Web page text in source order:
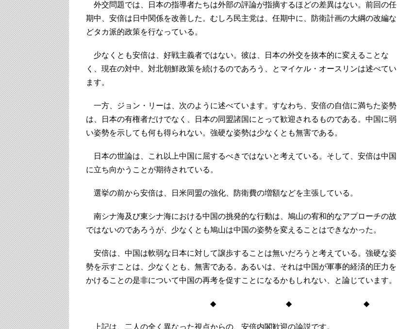
外交問題では、日本の指導者たちは外部の評論が指摘するほどの差異はない。前回の任
期中、安倍は日中関係を改善した。むしろ民主党は、任期中に、防衛計画の大綱の改編な
どタカ派的政策を行なっている。
少なくとも安倍は、好戦主義者ではない。彼は、日本の外交を抜本的に変えることな
く、現在の対中、対北朝鮮政策を続けるのであろう、とマイケル・オースリンは述べてい
ます。
一方、ジョン・リーは、次のように述べています。すなわち、安倍の自信に満ちた姿勢
は、日本の有権者だけでなく、日本の同盟諸国にとって歓迎されるものである。中国に弱
い姿勢を示しても何も得られない。強硬な姿勢は少なくとも無害である。
日本の世論は、これ以上中国に屈するべきではないと考えている。そして、安倍は中国
に立ち向かうことが期待されている。
選挙の前から安倍は、日米同盟の強化、防衛費の増額などを主張している。
南シナ海及び東シナ海における中国の挑発的な行動は、鳩山の宥和的なアプローチの故
ではないのであろうが、少なくとも鳩山は中国の姿勢を変えることはできなかった。
安倍は、中国は軟弱な日本に対して譲歩することは無いだろうと考えている。強硬な姿
勢を示すことは、少なくとも、無害である。あるいは、それは中国が軍事的経済的圧力を
かけることの是非について中国の再考を促すことになるかもしれない、と論じています。
◆ ◆ ◆
上記は、二人の全く異なった視点からの、安倍内閣歓迎の論説です。